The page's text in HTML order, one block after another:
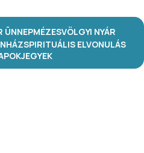
ÜNNEPMÉZESVÖLGYI NYÁR
SPIRITUÁLIS ELVONULÁS
JEGYEK